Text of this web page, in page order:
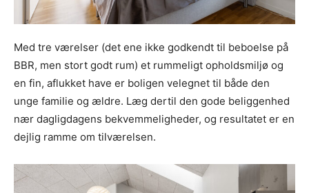
Med tre værelser (det ene ikke godkendt til beboelse på
BBR, men stort godt rum) et rummeligt opholdsmiljø og
en fin, aflukket have er boligen velegnet til både den
unge familie og ældre. Læg dertil den gode beliggenhed
nær dagligdagens bekvemmeligheder, og resultatet er en
dejlig ramme om tilværelsen.